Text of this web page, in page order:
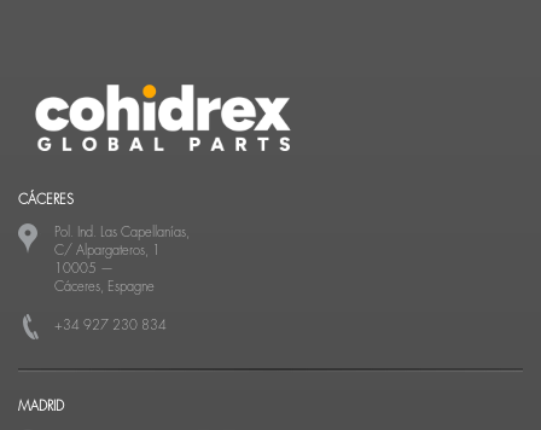
CÁCERES
Pol. Ind. Las Capellanías,
C/ Alpargateros, 1
10005 —
Cáceres, Espagne
+34 927 230 834
MADRID